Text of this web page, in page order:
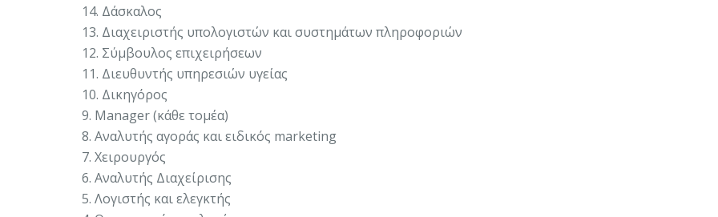
14. Δάσκαλος
13. Διαχειριστής υπολογιστών και συστημάτων πληροφοριών
12. Σύμβουλος επιχειρήσεων
11. Διευθυντής υπηρεσιών υγείας
10. Δικηγόρος
9. Manager (κάθε τομέα)
8. Αναλυτής αγοράς και ειδικός marketing
7. Χειρουργός
6. Αναλυτής Διαχείρισης
5. Λογιστής και ελεγκτής